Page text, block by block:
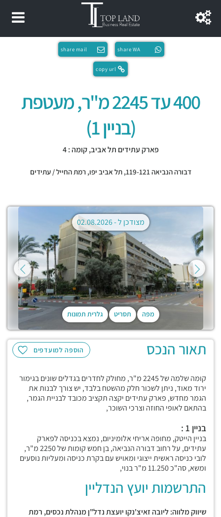
share WA
share mail
copy url
400 עד 2245 מ"ר, מעטפת
(בניין 1)
פארק עתידים תל אביב, קומה : 4
דבורה הנביאה 119-121, תל אביב יפו,רמת החייל / עתידים
מפה תסריט גלרית תמונות
מצודכן ל -02.08.2026
הוספה למועדפים תאור הנכס
קומה שלמה של 2245 מ"ר, מחולק לחדרים בגדלים שונים בגימור
ירוד מאוד, ניתן לשכור חלק מהשטח בלבד, יש צורך לבנות את
הגמר מחדש, פארק עתידים יקצה תקציב מכובד לבניית הגמר,
בהתאם לאופי החוזה וצרכי השוכר,
בניין 1 :
בניין הייטק, מחופה אריחי אלומיניום, נמצא בכניסה לפארק
עתידים, על רחוב דבורה הנביאה, בן חמש קומות של 2250 מ"ר,
לובי כניסה ראשית ייצוגי ומאויש עם בקרת כניסה ומעליות נוסעים
ומשא, סה"כ 11.250 מ"ר בנוי,
התרשמות יועץ הנדליין
שיווק מלווה: ליובה זאיצ'נקו יועצת נדל"ן מנהלת נכסים, רמת